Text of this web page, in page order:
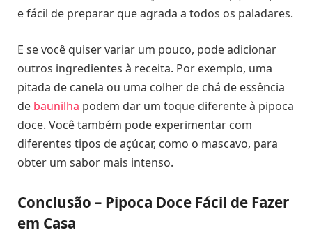
e fácil de preparar que agrada a todos os paladares.
E se você quiser variar um pouco, pode adicionar
outros ingredientes à receita. Por exemplo, uma
pitada de canela ou uma colher de chá de essência
de baunilha podem dar um toque diferente à pipoca
doce. Você também pode experimentar com
diferentes tipos de açúcar, como o mascavo, para
obter um sabor mais intenso.
Conclusão – Pipoca Doce Fácil de Fazer
em Casa